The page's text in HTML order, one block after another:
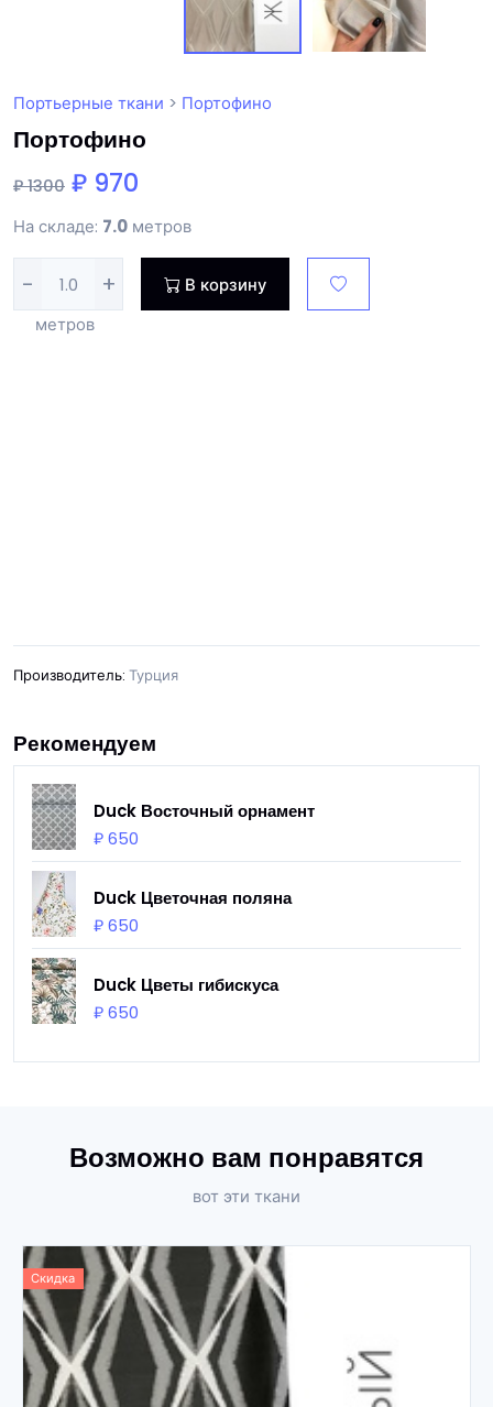
Портьерные ткани > Портофино
Портофино
₽ 1300 ₽ 970
На складе: 7.0 метров
- +
В корзину
метров
Производитель: Турция
Рекомендуем
Duck Восточный орнамент
₽ 650
Duck Цветочная поляна
₽ 650
Duck Цветы гибискуса
₽ 650
Возможно вам понравятся
вот эти ткани
Скидка